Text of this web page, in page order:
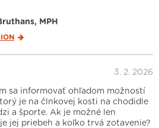
MPH
3. 2. 2026
sa informovať ohľadom možností
je na člnkovej kosti na chodidle
a športe. Ak je možné len
jej priebeh a koľko trvá zotavenie?